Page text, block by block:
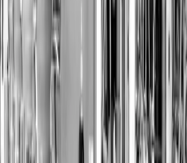
der Schweiz; im
Schweizer
führte Clariant über vier
an.